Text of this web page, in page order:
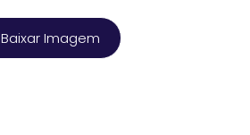
Baixar Imagem